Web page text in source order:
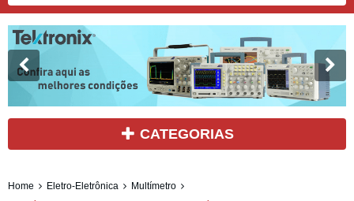
CATEGORIAS
Home Eletro-Eletrônica
Multímetro